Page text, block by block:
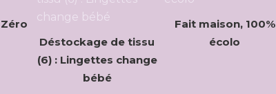
Déstockage de tissu
(6) : Lingettes change
bébé
Fait maison, 100%
écolo